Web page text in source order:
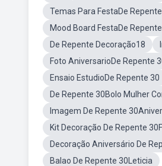
Temas Para FestaDe
Mood Board FestaDe
De Repente Decoração18
Foto AniversarioDe Repente
Ensaio EstudioDe Repente 30
De Repente 30Bolo Mulher
Imagem De Repente
Kit Decoração De Repente
Decoração Aniversário De
Balao De Repente 30Leticia